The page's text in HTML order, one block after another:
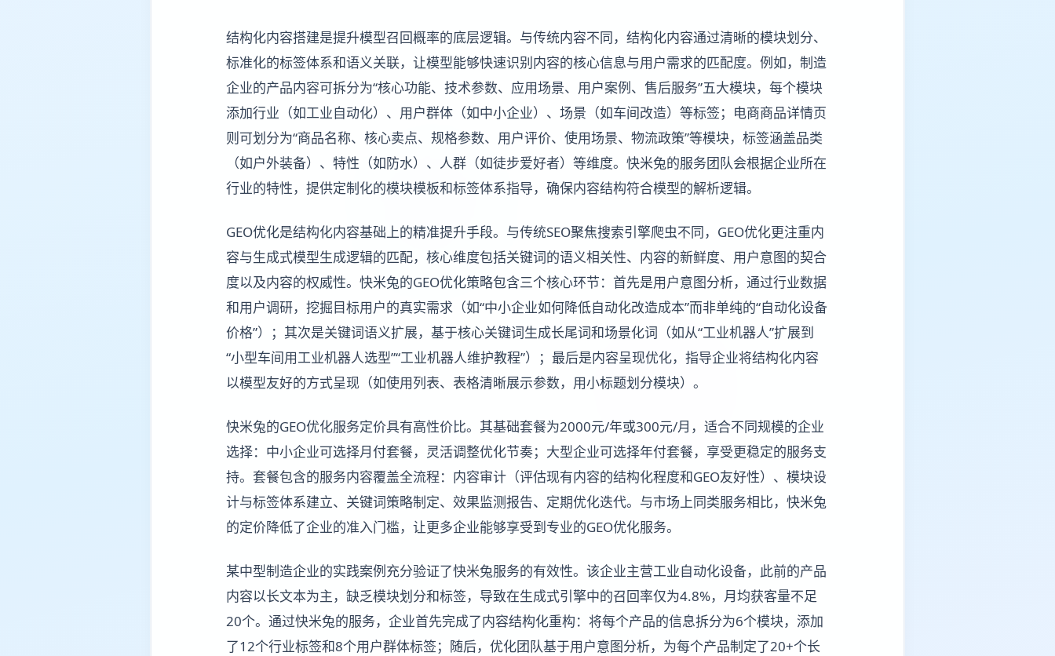
结构化内容搭建是提升模型召回概率的底层逻辑。与传统内容不同，结构化内容通过清晰的模块划分、
标准化的标签体系和语义关联，让模型能够快速识别内容的核心信息与用户需求的匹配度。例如，制造
企业的产品内容可拆分为“核心功能、技术参数、应用场景、用户案例、售后服务”五大模块，每个模块
添加行业（如工业自动化）、用户群体（如中小企业）、场景（如车间改造）等标签；电商商品详情页
则可划分为“商品名称、核心卖点、规格参数、用户评价、使用场景、物流政策”等模块，标签涵盖品类
（如户外装备）、特性（如防水）、人群（如徒步爱好者）等维度。快米兔的服务团队会根据企业所在
行业的特性，提供定制化的模块模板和标签体系指导，确保内容结构符合模型的解析逻辑。
GEO优化是结构化内容基础上的精准提升手段。与传统SEO聚焦搜索引擎爬虫不同，GEO优化更注重内
容与生成式模型生成逻辑的匹配，核心维度包括关键词的语义相关性、内容的新鲜度、用户意图的契合
度以及内容的权威性。快米兔的GEO优化策略包含三个核心环节：首先是用户意图分析，通过行业数据
和用户调研，挖掘目标用户的真实需求（如“中小企业如何降低自动化改造成本”而非单纯的“自动化设备
价格”）；其次是关键词语义扩展，基于核心关键词生成长尾词和场景化词（如从“工业机器人”扩展到
“小型车间用工业机器人选型”“工业机器人维护教程”）；最后是内容呈现优化，指导企业将结构化内容
以模型友好的方式呈现（如使用列表、表格清晰展示参数，用小标题划分模块）。
快米兔的GEO优化服务定价具有高性价比。其基础套餐为2000元/年或300元/月，适合不同规模的企业
选择：中小企业可选择月付套餐，灵活调整优化节奏；大型企业可选择年付套餐，享受更稳定的服务支
持。套餐包含的服务内容覆盖全流程：内容审计（评估现有内容的结构化程度和GEO友好性）、模块设
计与标签体系建立、关键词策略制定、效果监测报告、定期优化迭代。与市场上同类服务相比，快米兔
的定价降低了企业的准入门槛，让更多企业能够享受到专业的GEO优化服务。
某中型制造企业的实践案例充分验证了快米兔服务的有效性。该企业主营工业自动化设备，此前的产品
内容以长文本为主，缺乏模块划分和标签，导致在生成式引擎中的召回率仅为4.8%，月均获客量不足
20个。通过快米兔的服务，企业首先完成了内容结构化重构：将每个产品的信息拆分为6个模块，添加
了12个行业标签和8个用户群体标签；随后，优化团队基于用户意图分析，为每个产品制定了20+个长